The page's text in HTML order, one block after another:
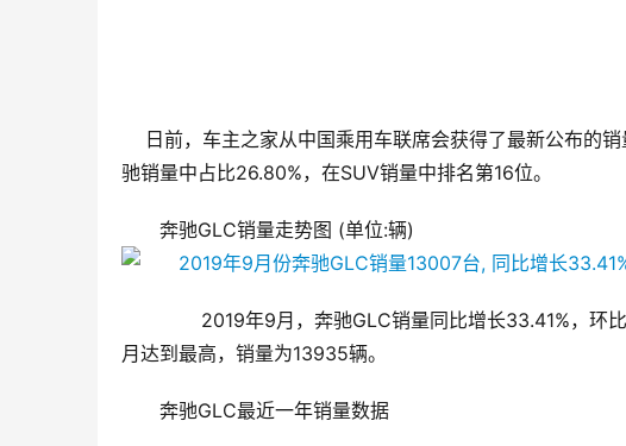
驰销量中占比26.80%，在SUV销量中排名第16位。
奔驰GLC销量走势图 (单位:辆)
2019年9月，奔驰GLC销量同比增长33.41%，环比
月达到最高，销量为13935辆。
奔驰GLC最近一年销量数据